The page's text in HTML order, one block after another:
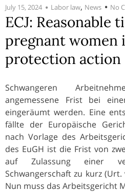
July 15, 2024 Labor law, News No
ECJ: Reasonable
pregnant women
protection action
Schwangeren
angemessene Frist bei
eingeräumt werden. Eine
fällte der Europäische
nach Vorlage des
des EuGH ist die Frist von
auf Zulassung einer
Schwangerschaft zu kurz (Urt.
Nun muss das Arbeitsgericht